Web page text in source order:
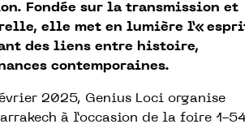
Fondée sur la transmission et
elle met en lumière l’«
des liens entre histoire,
contemporaines.
2025, Genius Loci organise
à l’occasion de la foire 1-